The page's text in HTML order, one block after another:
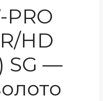
PRO
HD
SG —